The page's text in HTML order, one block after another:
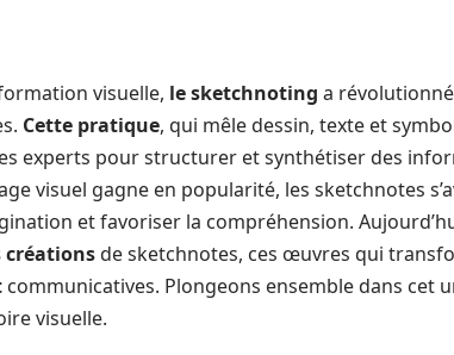
visuelle, le sketchnoting a
Cette pratique, qui mêle dessin, texte et
experts pour structurer et synthétiser des
visuel gagne en popularité, les sketchnotes
et favoriser la compréhension.
créationsde sketchnotes, ces œuvres qui
communicatives. Plongeons ensemble dans cet
visuelle.